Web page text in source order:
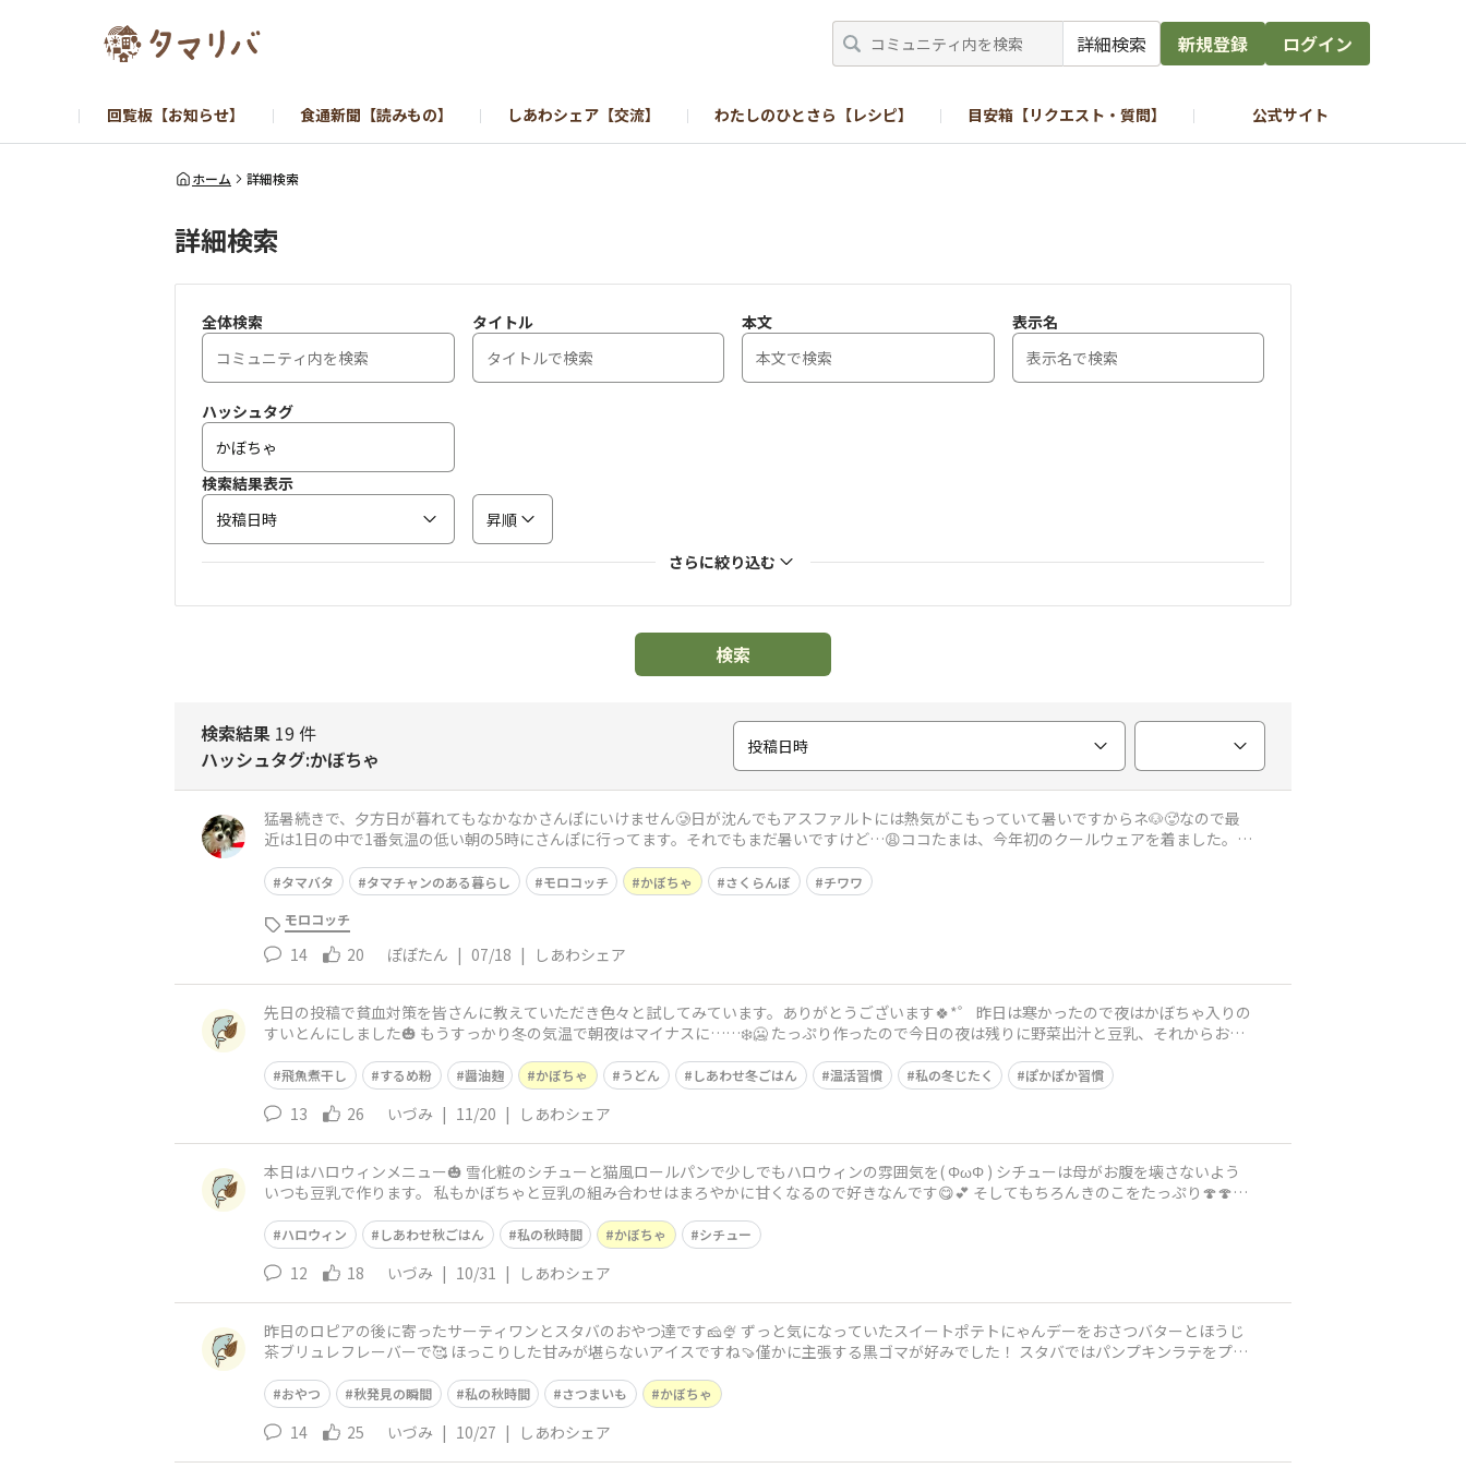
詳細検索 新規登録 ログイン
回覧板【お知らせ】 食通新聞【読みもの】 しあわシェア【交流】 わたしのひとさら【レシピ】 目安箱【リクエスト・質問】 公式サイト
ホーム 詳細検索
詳細検索
全体検索 タイトル 本文 表示名
ハッシュタグ
検索結果表示
投稿日時
昇順
さらに絞り込む
検索
検索結果 19 件
ハッシュタグ:かぼちゃ
投稿日時
猛暑続きで、夕方日が暮れてもなかなかさんぽにいけません🥲日が沈んでもアスファルトには熱気がこもっていて暑いですからネ🐶🥵なので最
近は1日の中で1番気温の低い朝の5時にさんぽに行ってます。それでもまだ暑いですけど…😩ココたまは、今年初のクールウェアを着ました。水
タマバタ タマチャンのある暮らし モロコッチ かぼちゃ さくらんぼ チワワ
モロコッチ
14 20 ぽぽたん | 07/18 | しあわシェア
先日の投稿で貧血対策を皆さんに教えていただき色々と試してみています。ありがとうございます🍀*゜ 昨日は寒かったので夜はかぼちゃ入りの
すいとんにしました🎃 もうすっかり冬の気温で朝夜はマイナスに……❄️🥶 たっぷり作ったので今日の夜は残りに野菜出汁と豆乳、それからおう
飛魚煮干し するめ粉 醤油麹 かぼちゃ うどん しあわせ冬ごはん 温活習慣 私の冬じたく ぽかぽか習慣
13 26 いづみ | 11/20 | しあわシェア
本日はハロウィンメニュー🎃 雪化粧のシチューと猫風ロールパンで少しでもハロウィンの雰囲気を( ΦωΦ ) シチューは母がお腹を壊さないよう
いつも豆乳で作ります。 私もかぼちゃと豆乳の組み合わせはまろやかに甘くなるので好きなんです😋💕 そしてもちろんきのこをたっぷり🍄🍄🍄
ハロウィン しあわせ秋ごはん 私の秋時間 かぼちゃ シチュー
12 18 いづみ | 10/31 | しあわシェア
昨日のロピアの後に寄ったサーティワンとスタバのおやつ達です🧀🍨 ずっと気になっていたスイートポテトにゃんデーをおさつバターとほうじ
茶ブリュレフレーバーで🥰 ほっこりした甘みが堪らないアイスですね🍠僅かに主張する黒ゴマが好みでした！ スタバではパンプキンラテをプリ
おやつ 秋発見の瞬間 私の秋時間 さつまいも かぼちゃ
14 25 いづみ | 10/27 | しあわシェア